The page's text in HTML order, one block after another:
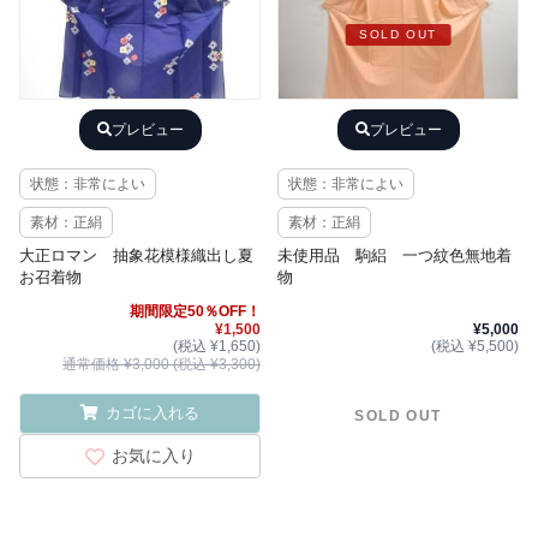
プレビュー
状態：非常によい
素材：正絹
大正ロマン 抽象花模様織出し夏
お召着物
期間限定50％OFF！
¥1,500
(税込 ¥1,650)
通常価格 ¥3,000 (税込 ¥3,300)
カゴに入れる
お気に入り
SOLD OUT
プレビュー
状態：非常によい
素材：正絹
未使用品 駒絽 一つ紋色無地着
物
¥5,000
(税込 ¥5,500)
SOLD OUT